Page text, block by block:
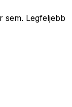
sem. Legfeljebb